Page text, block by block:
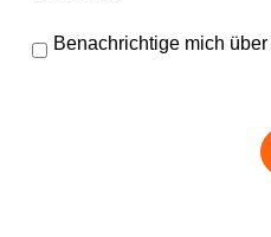
Benachrichtige mich